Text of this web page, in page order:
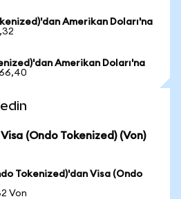
Amerikan Doları'na
Amerikan Doları'na
(Ondo Tokenized) (Von)
Tokenized)'dan Visa (Ondo
Von